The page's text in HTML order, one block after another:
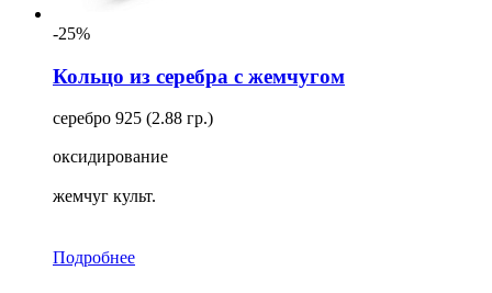
-25%
Кольцо из серебра с жемчугом
серебро 925 (2.88 гр.)
оксидирование
жемчуг культ.
Подробнее